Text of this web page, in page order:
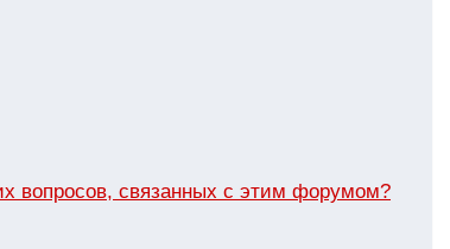
вопросов, связанных с этим форумом?